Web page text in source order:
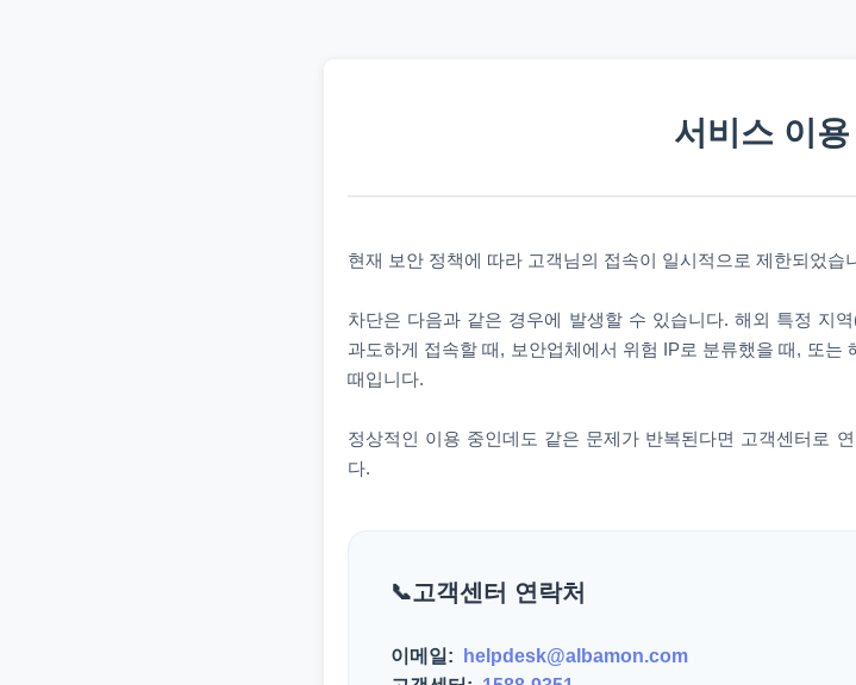
서비스 이용
현재 보안 정책에 따라 고객님의 접속이 일시적으로 제한되었습
차단은 다음과 같은 경우에 발생할 수 있습니다. 해외 특정 지
과도하게 접속할 때, 보안업체에서 위험 IP로 분류했을 때, 또는
때입니다.
정상적인 이용 중인데도 같은 문제가 반복된다면 고객센터로
다.
고객센터 연락처
이메일:
helpdesk@albamon.com